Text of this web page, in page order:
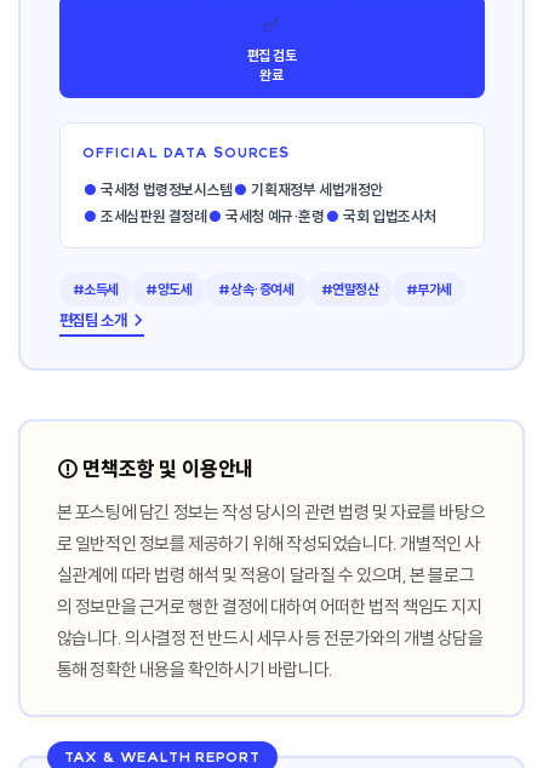
✅
편집 검토
완료
OFFICIAL DATA SOURCES
● 국세청 법령정보시스템● 기획재정부 세법개정안
● 조세심판원 결정례 ● 국세청 예규·훈령● 국회 입법조사처
#소득세 #양도세 #상속·증여세 #연말정산 #부가세
편집팀 소개 →
⚠️ 면책조항 및 이용안내
본 포스팅에 담긴 정보는 작성 당시의 관련 법령 및 자료를 바탕으
로 일반적인 정보를 제공하기 위해 작성되었습니다. 개별적인 사
실관계에 따라 법령 해석 및 적용이 달라질 수 있으며, 본 블로그
의 정보만을 근거로 행한 결정에 대하여 어떠한 법적 책임도 지지
않습니다. 의사결정 전 반드시 세무사 등 전문가와의 개별 상담을
통해 정확한 내용을 확인하시기 바랍니다.
TAX & WEALTH REPORT